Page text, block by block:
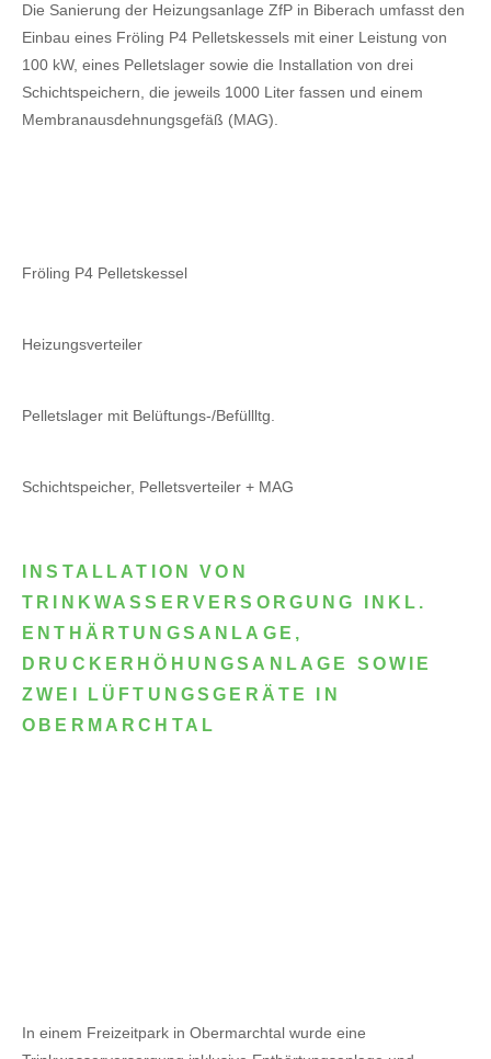
Die Sanierung der Heizungsanlage ZfP in Biberach umfasst den
Einbau eines Fröling P4 Pelletskessels mit einer Leistung von
100 kW, eines Pelletslager sowie die Installation von drei
Schichtspeichern, die jeweils 1000 Liter fassen und einem
Membranausdehnungsgefäß (MAG).
Fröling P4 Pelletskessel
Heizungsverteiler
Pelletslager mit Belüftungs-/Befüllltg.
Schichtspeicher, Pelletsverteiler + MAG
INSTALLATION VON
TRINKWASSERVERSORGUNG INKL.
ENTHÄRTUNGSANLAGE,
DRUCKERHÖHUNGSANLAGE SOWIE
ZWEI LÜFTUNGSGERÄTE IN
OBERMARCHTAL
In einem Freizeitpark in Obermarchtal wurde eine